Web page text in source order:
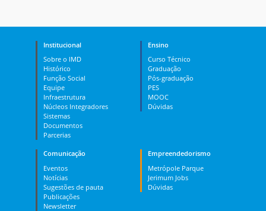
Institucional
Sobre o IMD
Histórico
Função Social
Equipe
Infraestrutura
Núcleos Integradores
Sistemas
Documentos
Parcerias
Ensino
Curso Técnico
Graduação
Pós-graduação
PES
MOOC
Dúvidas
Comunicação
Eventos
Notícias
Sugestões de pauta
Publicações
Newsletter
Empreendedorismo
Metrópole Parque
Jerimum Jobs
Dúvidas